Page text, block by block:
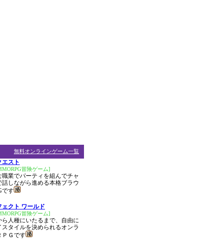
無料オンラインゲーム一覧
エスト
冒険ゲーム]
職業でパーティを組んでチャ
話しながら進める本格ブラウ
です
ェクト ワールド
冒険ゲーム]
ら人種にいたるまで、自由に
スタイルを決められるオンラ
ＰＧです